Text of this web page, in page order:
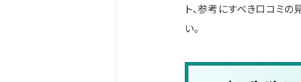
ト、参考にすべき口コミ
い。